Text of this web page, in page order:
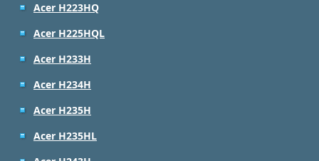
Acer H223HQ
Acer H225HQL
Acer H233H
Acer H234H
Acer H235H
Acer H235HL